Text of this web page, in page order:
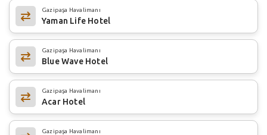
Gazipaşa Havalimanı
Yaman Life Hotel
Gazipaşa Havalimanı
Blue Wave Hotel
Gazipaşa Havalimanı
Acar Hotel
Gazipaşa Havalimanı